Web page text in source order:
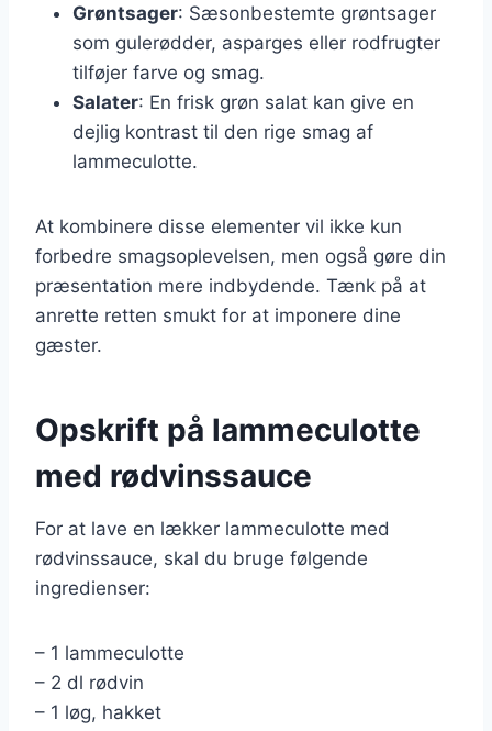
Grøntsager: Sæsonbestemte grøntsager
som gulerødder, asparges eller rodfrugter
tilføjer farve og smag.
Salater: En frisk grøn salat kan give en
dejlig kontrast til den rige smag af
lammeculotte.
At kombinere disse elementer vil ikke kun
forbedre smagsoplevelsen, men også gøre din
præsentation mere indbydende. Tænk på at
anrette retten smukt for at imponere dine
gæster.
Opskrift på lammeculotte
med rødvinssauce
For at lave en lækker lammeculotte med
rødvinssauce, skal du bruge følgende
ingredienser:
– 1 lammeculotte
– 2 dl rødvin
– 1 løg, hakket